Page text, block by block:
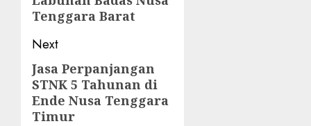
Tenggara Barat
Next
Next
post:
Jasa Perpanjangan
STNK 5 Tahunan di
Ende Nusa Tenggara
Timur